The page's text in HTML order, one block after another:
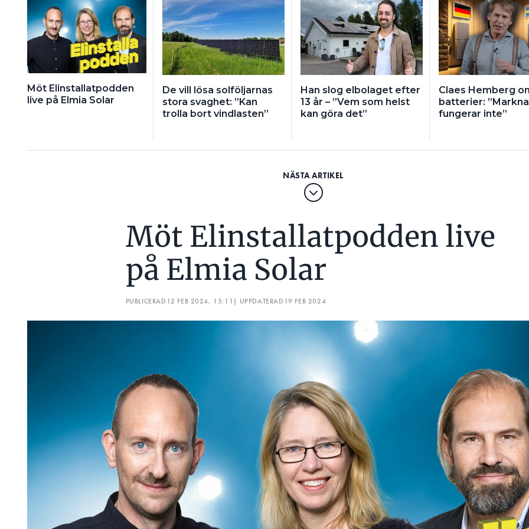
Möt Elinstallatpodden
live på Elmia Solar
De vill lösa solföljarnas
stora svaghet: ”Kan
trolla bort vindlasten”
Han slog elbolaget efter
13 år – ”Vem som helst
kan göra det”
Claes Hemberg
batterier:
fungerar inte”
Möt Elinstallatpodden live
på Elmia Solar
PUBLICERAD 12 FEB 2024, 15:11 | UPPDATERAD 19 FEB 2024